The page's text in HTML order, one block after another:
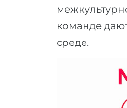
команде
среде.